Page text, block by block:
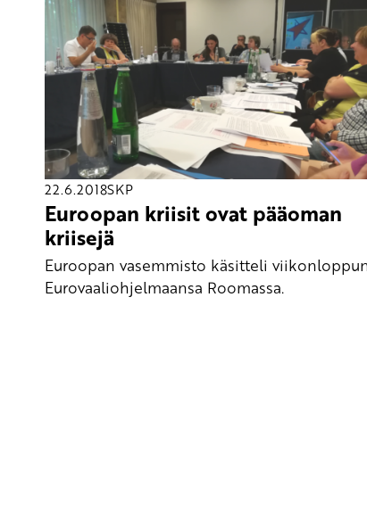
22.6.2018SKP
Euroopan kriisit ovat pääoman
kriisejä
Euroopan vasemmisto käsitteli
Eurovaaliohjelmaansa Roomassa.